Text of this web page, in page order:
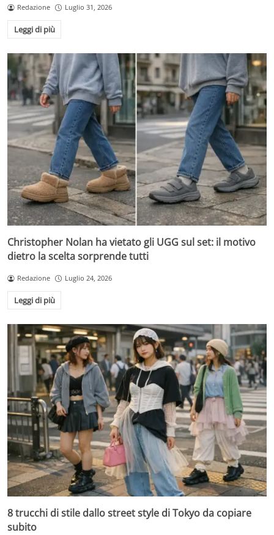
Redazione Luglio 31, 2026
Leggi di più
Christopher Nolan ha vietato gli UGG sul set: il motivo
dietro la scelta sorprende tutti
Redazione Luglio 24, 2026
Leggi di più
8 trucchi di stile dallo street style di Tokyo da copiare
subito